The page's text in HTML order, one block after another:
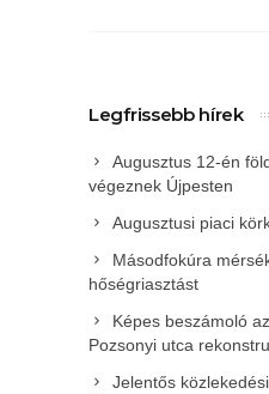
Legfrissebb hírek
Augusztus 12-én
végeznek Újpesten
Augusztusi piaci
Másodfokúra
hőségriasztást
Képes beszámoló
Pozsonyi utca
Jelentős